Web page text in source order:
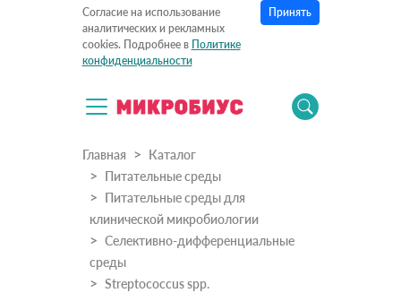
Согласие на использование
аналитических и рекламных
cookies. Подробнее в Политике
конфиденциальности
Принять
Главная
Каталог
Питательные среды
Питательные среды для
клинической микробиологии
Селективно-дифференциальные
среды
Streptococcus spp.